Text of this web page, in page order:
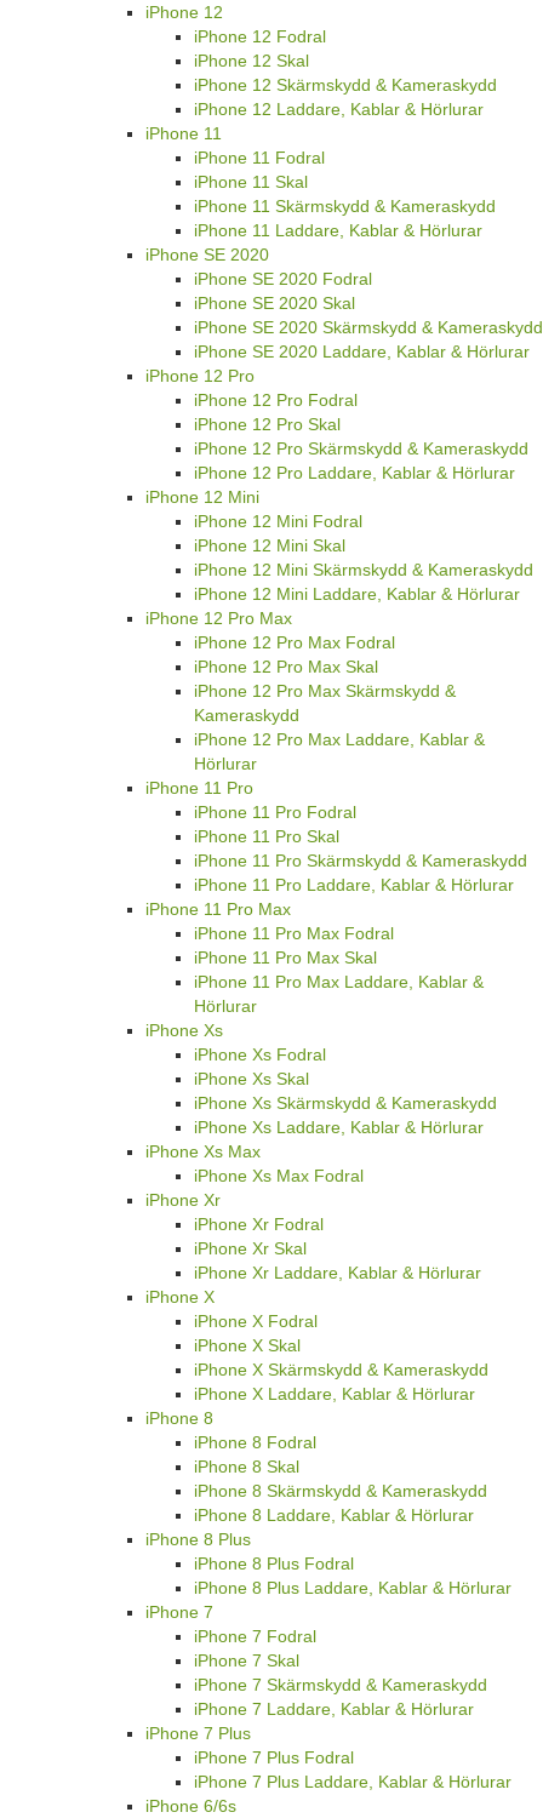
iPhone 12
iPhone 12 Fodral
iPhone 12 Skal
iPhone 12 Skärmskydd & Kameraskydd
iPhone 12 Laddare, Kablar & Hörlurar
iPhone 11
iPhone 11 Fodral
iPhone 11 Skal
iPhone 11 Skärmskydd & Kameraskydd
iPhone 11 Laddare, Kablar & Hörlurar
iPhone SE 2020
iPhone SE 2020 Fodral
iPhone SE 2020 Skal
iPhone SE 2020 Skärmskydd & Kameraskydd
iPhone SE 2020 Laddare, Kablar & Hörlurar
iPhone 12 Pro
iPhone 12 Pro Fodral
iPhone 12 Pro Skal
iPhone 12 Pro Skärmskydd & Kameraskydd
iPhone 12 Pro Laddare, Kablar & Hörlurar
iPhone 12 Mini
iPhone 12 Mini Fodral
iPhone 12 Mini Skal
iPhone 12 Mini Skärmskydd & Kameraskydd
iPhone 12 Mini Laddare, Kablar & Hörlurar
iPhone 12 Pro Max
iPhone 12 Pro Max Fodral
iPhone 12 Pro Max Skal
iPhone 12 Pro Max Skärmskydd &
Kameraskydd
iPhone 12 Pro Max Laddare, Kablar &
Hörlurar
iPhone 11 Pro
iPhone 11 Pro Fodral
iPhone 11 Pro Skal
iPhone 11 Pro Skärmskydd & Kameraskydd
iPhone 11 Pro Laddare, Kablar & Hörlurar
iPhone 11 Pro Max
iPhone 11 Pro Max Fodral
iPhone 11 Pro Max Skal
iPhone 11 Pro Max Laddare, Kablar &
Hörlurar
iPhone Xs
iPhone Xs Fodral
iPhone Xs Skal
iPhone Xs Skärmskydd & Kameraskydd
iPhone Xs Laddare, Kablar & Hörlurar
iPhone Xs Max
iPhone Xs Max Fodral
iPhone Xr
iPhone Xr Fodral
iPhone Xr Skal
iPhone Xr Laddare, Kablar & Hörlurar
iPhone X
iPhone X Fodral
iPhone X Skal
iPhone X Skärmskydd & Kameraskydd
iPhone X Laddare, Kablar & Hörlurar
iPhone 8
iPhone 8 Fodral
iPhone 8 Skal
iPhone 8 Skärmskydd & Kameraskydd
iPhone 8 Laddare, Kablar & Hörlurar
iPhone 8 Plus
iPhone 8 Plus Fodral
iPhone 8 Plus Laddare, Kablar & Hörlurar
iPhone 7
iPhone 7 Fodral
iPhone 7 Skal
iPhone 7 Skärmskydd & Kameraskydd
iPhone 7 Laddare, Kablar & Hörlurar
iPhone 7 Plus
iPhone 7 Plus Fodral
iPhone 7 Plus Laddare, Kablar & Hörlurar
iPhone 6/6s